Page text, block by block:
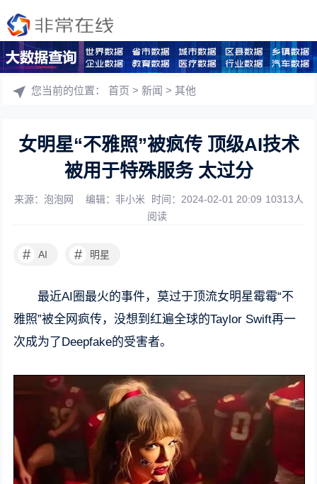
您当前的位置：首页 >新闻 >其他
女明星“不雅照”被疯传 顶级AI技术
被用于特殊服务 太过分
来源：泡泡网 编辑：非小米 时间：2024-02-01 20:09 10313人
阅读
# AI # 明星
最近AI圈最火的事件，莫过于顶流女明星霉霉“不
雅照”被全网疯传，没想到红遍全球的Taylor Swift再一
次成为了Deepfake的受害者。